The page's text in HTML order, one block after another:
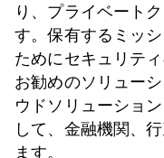
り、プライベート
す。保有するミッ
ためにセキュリテ
お勧めのソリュー
ウドソリューショ
して、金融機関、
ます。